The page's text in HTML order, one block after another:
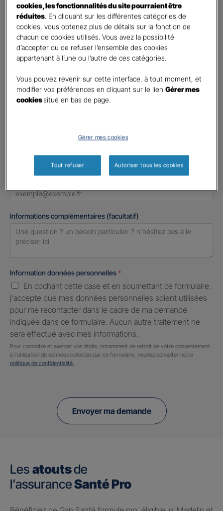
Etes-vous déjà client Gan assurances ?*
Oui
Non
*
Monsieur
Contact*
United
*
Informations complémentaires (facultatif)
Information données personnelles *
En cochant cette case et en soumettant ce formulaire,
j'accepte que mes données personnelles soient utilisées
pour me recontacter dans le cadre de ma demande
indiquée dans ce formulaire. Aucun autre traitement ne
sera effectué avec mes informations.
Pour connaitre et exercer vos droits, notamment de retrait de votre consentement
à l'utilisation de données collectés par ce formulaire, veuillez consulter notre
politique de confidentialité.
Envoyer ma demande
Les atoutsde
l’assuranceSanté Pro
cookies, les fonctionnalités du site pourraient être
réduites . En cliquant sur les différentes catégories de
cookies, vous obtenez plus de détails sur la fonction de
chacun de cookies utilisés. Vous avez la possibilité
d’accepter ou de refuser l’ensemble des cookies
appartenant à l’une ou l’autre de ces catégories.
Vous pouvez revenir sur cette interface, à tout moment, et
modifier vos préférences en cliquant sur le lienGérer mes
cookiessitué en bas de page.
Gérer mes cookies
Tout refuser Autoriser tous les cookies